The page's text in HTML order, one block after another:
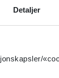
Detaljer